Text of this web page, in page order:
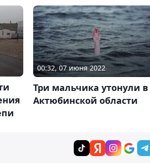
00:32, 07 июня 2022
Три мальчика утонули в
Актюбинской области